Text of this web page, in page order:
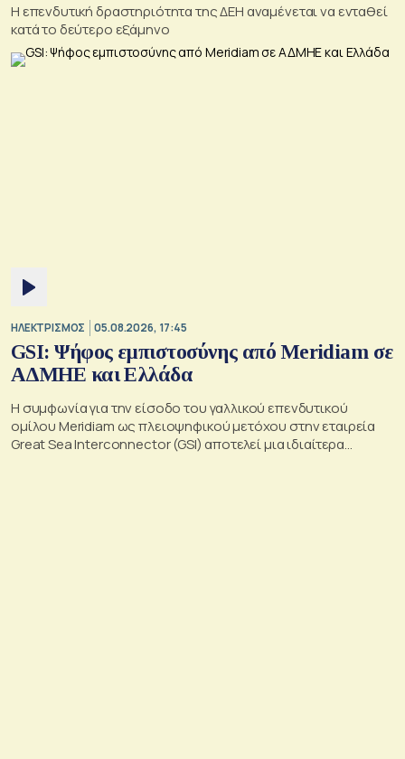
Η επενδυτική δραστηριότητα της ΔΕΗ αναμένεται να ενταθεί
κατά το δεύτερο εξάμηνο
ΗΛΕΚΤΡΙΣΜΟΣ 05.08.2026, 17:45
GSI: Ψήφος εμπιστοσύνης από Meridiam σε
ΑΔΜΗΕ και Ελλάδα
Η συμφωνία για την είσοδο του γαλλικού επενδυτικού
ομίλου Meridiam ως πλειοψηφικού μετόχου στην εταιρεία
Great Sea Interconnector (GSI) αποτελεί μια ιδιαίτερα